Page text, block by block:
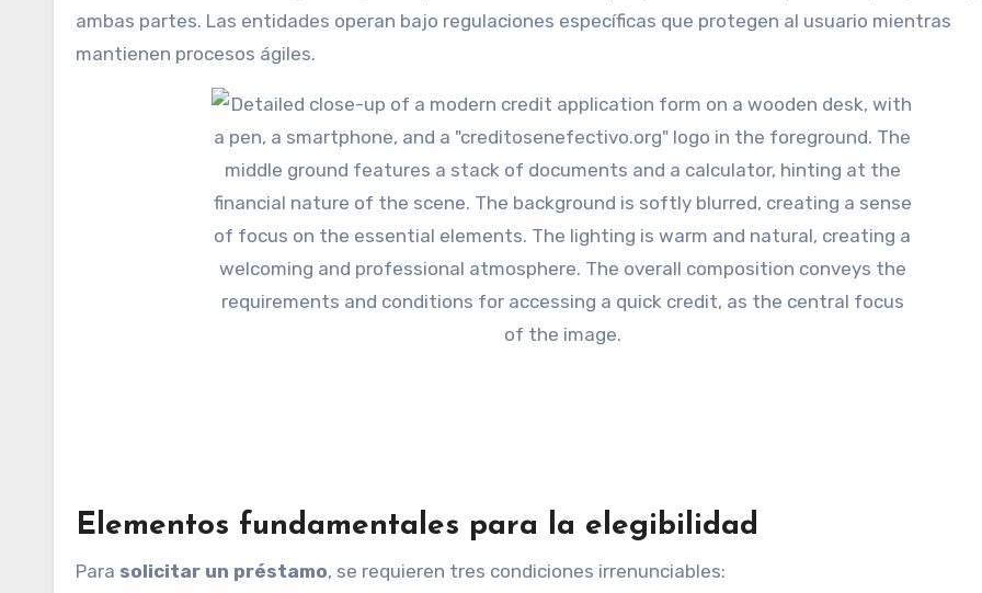
ambas partes. Las entidades operan bajo regulaciones específicas que protegen al usuario mientras
mantienen procesos ágiles.
Elementos fundamentales para la elegibilidad
Para solicitar un préstamo, se requieren tres condiciones irrenunciables: